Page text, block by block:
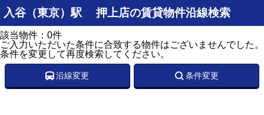
入谷（東京）駅 押上店の賃貸物件沿線検索
該当物件：0件
ご入力いただいた条件に合致する物件はございませんでした。
条件を変更して再度検索してください。
沿線変更 条件変更